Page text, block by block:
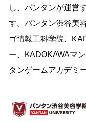
し、バンタンが運営
す。バンタン渋谷美
ゴ情報工科学院、
ー、KADOKAWAマ
タンゲームアカデミ